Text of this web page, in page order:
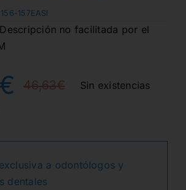
156-157EASI
no facilitada por el
46,63€El
original
€
El
actual
Sin existencias
a odontólogos y
dentales